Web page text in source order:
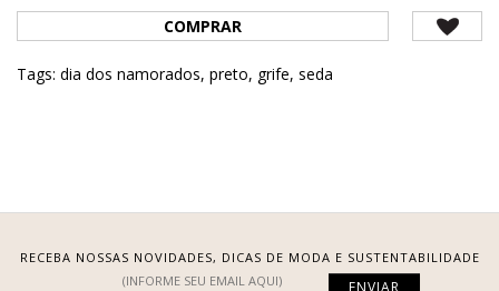
COMPRAR
Tags: dia dos namorados, preto, grife, seda
RECEBA NOSSAS NOVIDADES, DICAS DE MODA E SUSTENTABILIDADE